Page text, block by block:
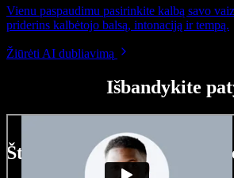
Vienu paspaudimu pasirinkite kalbą savo
priderins kalbėtojo balsą, intonaciją ir tempą.
Žiūrėti AI dubliavimą
Išbandykite
Štai ką galite nuveikti su